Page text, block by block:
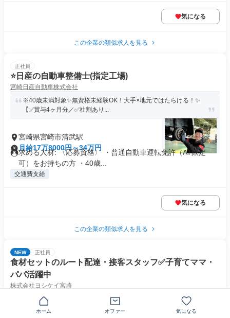
気になる
この企業の類似求人を見る
正社員
⭐️日産の自動車整備士(指定工場)
宮崎日産自動車株式会社
※40歳未満対象✨無資格未経験OK！大手×地元ではたらける！✨
【✅賞与4ヶ月分／✅社割あり...
宮崎県宮崎市清武駅
月給17万8000円～34万円
求める人材: 〈応募資格〉 ・普通自動車運転免許（AT限定
可）をお持ちの方 ・40歳...
交通費支給
気になる
この企業の類似求人を見る
NEW 正社員
食材セットのルート配達・接客スタッフ✅子育てママ・
パパ活躍中
株式会社ヨシケイ宮崎
土日お休み！✅【配達7：事務処理2：営業1】営業の比率少なく、
再配達はゼロ。ルート配達でお...
ホーム オファー 気になる